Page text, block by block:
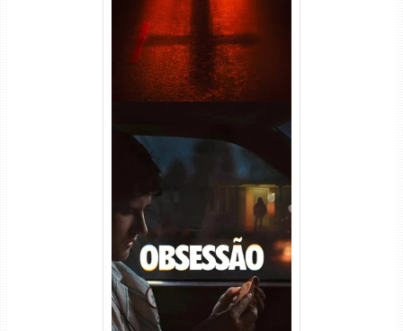
Obsessão Torrent (2026)
WEB-DL 1080p/4K Dual
Áudio